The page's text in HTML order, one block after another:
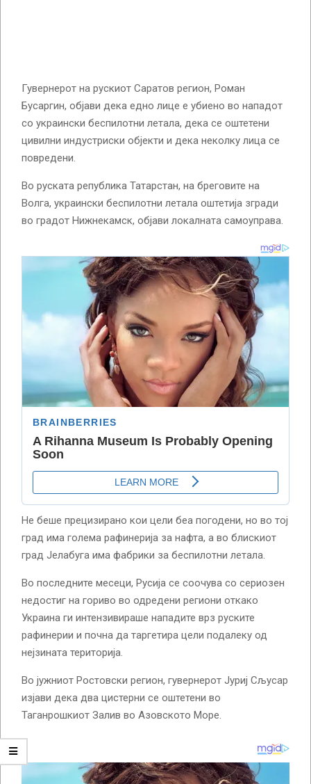
Гувернерот на рускиот Саратов регион, Роман
Бусаргин, објави дека едно лице е убиено во нападот
со украински беспилотни летала, дека се оштетени
цивилни индустриски објекти и дека неколку лица се
повредени.
Во руската република Татарстан, на бреговите на
Волга, украински беспилотни летала оштетија згради
во градот Нижнекамск, објави локалната самоуправа.
Не беше прецизирано кои цели беа погодени, но во тој
град има голема рафинерија за нафта, а во блискиот
град Јелабуга има фабрики за беспилотни летала.
Во последните месеци, Русија се соочува со сериозен
недостиг на гориво во одредени региони откако
Украина ги интензивираше нападите врз руските
рафинерии и почна да таргетира цели подалеку од
нејзината територија.
Во јужниот Ростовски регион, гувернерот Јуриј Сљусар
изјави дека два цистерни се оштетени во
Таганрошкиот Залив во Азовското Море.